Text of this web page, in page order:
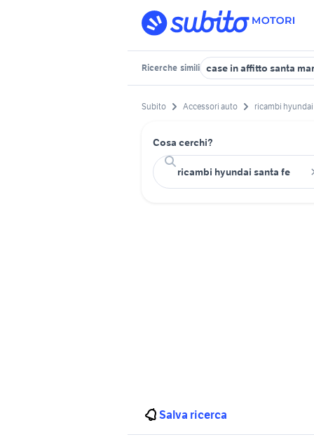
Ricerche simili case in affitto santa
Subito Accessori auto ricambi hyundai
Cosa cerchi?
Salva ricerca